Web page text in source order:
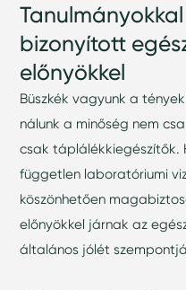
bizonyított
előnyökkel
Büszkék vagyunk a
nálunk a minőség nem
csak táplálékkiegészítők.
független laboratóriumi
köszönhetően
előnyökkel járnak az
általános jólét